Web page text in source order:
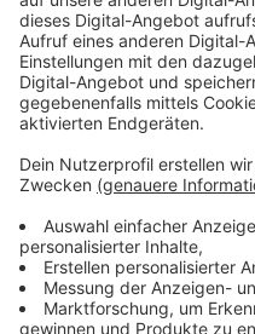
Immer auf
Verpass' nichts mehr
ANTENNE BAYERN
Lifestyle oder
Zum